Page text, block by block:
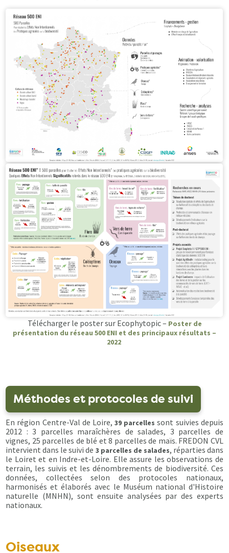
Télécharger le poster sur Ecophytopic – Poster de
présentation du réseau 500 ENI et des principaux résultats –
2022
Méthodes et protocoles de suivi
En région Centre-Val de Loire,39 parcelles sont suivies depuis
2012 : 3 parcelles maraîchères de salades, 3 parcelles de
vignes, 25 parcelles de blé et 8 parcelles de maïs. FREDON CVL
intervient dans le suivi de 3 parcelles de salades, réparties dans
le Loiret et en Indre-et-Loire. Elle assure les observations de
terrain, les suivis et les dénombrements de biodiversité. Ces
données, collectées selon des protocoles nationaux,
harmonisés et élaborés avec le Muséum national d'Histoire
naturelle (MNHN), sont ensuite analysées par des experts
nationaux.
Oiseaux